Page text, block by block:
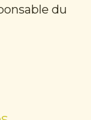
du